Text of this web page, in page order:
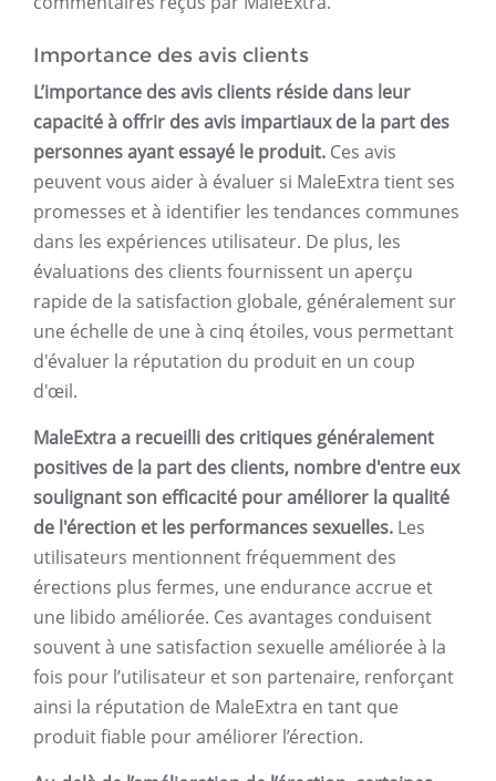
Importance des avis clients
L’importance des avis clients réside dans leur
capacité à offrir des avis impartiaux de la part des
personnes ayant essayé le produit. Ces avis
peuvent vous aider à évaluer si MaleExtra tient ses
promesses et à identifier les tendances communes
dans les expériences utilisateur. De plus, les
évaluations des clients fournissent un aperçu
rapide de la satisfaction globale, généralement sur
une échelle de une à cinq étoiles, vous permettant
d'évaluer la réputation du produit en un coup
d'œil.
MaleExtra a recueilli des critiques généralement
positives de la part des clients, nombre d'entre eux
soulignant son efficacité pour améliorer la qualité
de l'érection et les performances sexuelles. Les
utilisateurs mentionnent fréquemment des
érections plus fermes, une endurance accrue et
une libido améliorée. Ces avantages conduisent
souvent à une satisfaction sexuelle améliorée à la
fois pour l’utilisateur et son partenaire, renforçant
ainsi la réputation de MaleExtra en tant que
produit fiable pour améliorer l’érection.